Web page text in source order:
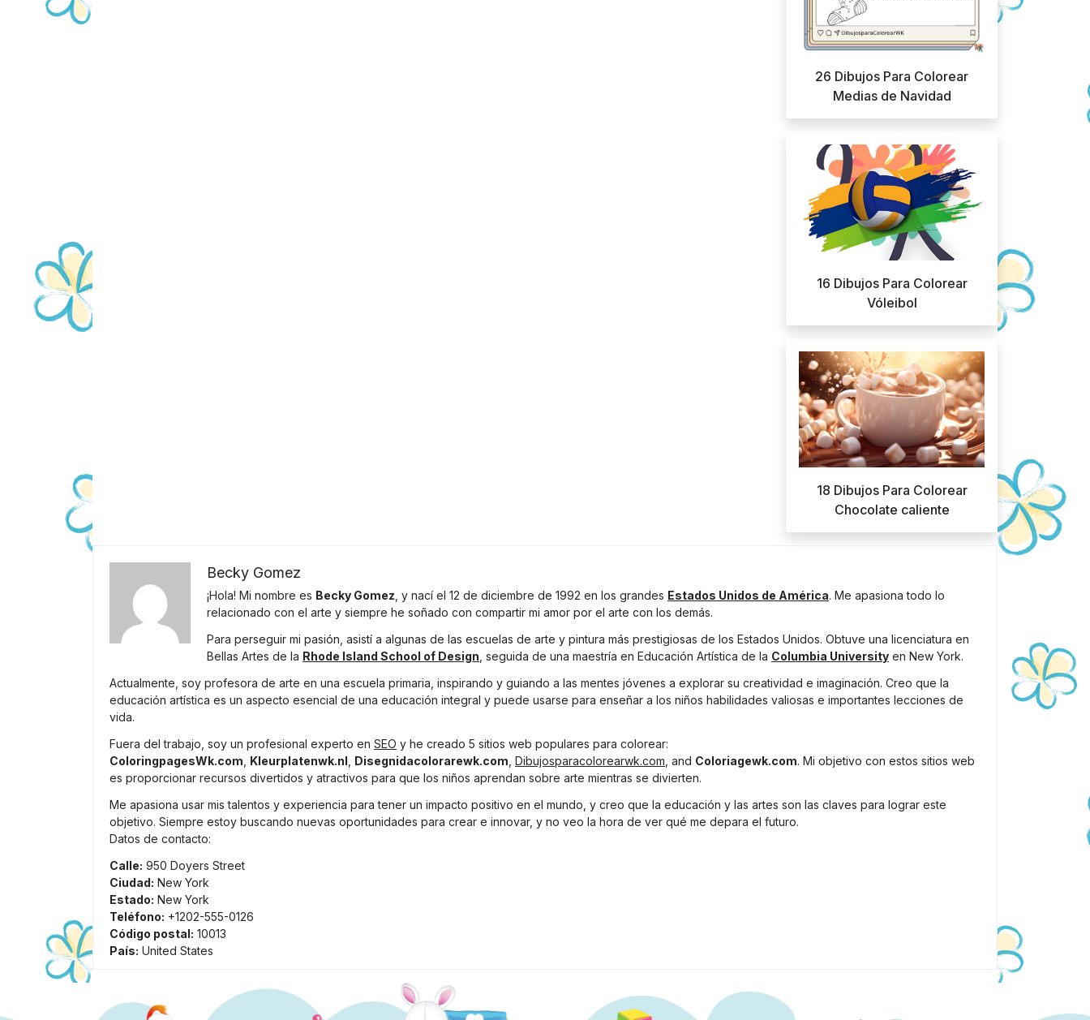
26 Dibujos Para Colorear
Medias de Navidad
16 Dibujos Para Colorear
Vóleibol
18 Dibujos Para Colorear
Chocolate caliente
Becky Gomez
¡Hola! Mi nombre es Becky Gomez , y nací el 12 de diciembre de 1992 en los grandes Estados Unidos de América. Me apasiona todo lo
relacionado con el arte y siempre he soñado con compartir mi amor por el arte con los demás.
Para perseguir mi pasión, asistí a algunas de las escuelas de arte y pintura más prestigiosas de los Estados Unidos. Obtuve una licenciatura en
Bellas Artes de la Rhode Island School of Design , seguida de una maestría en Educación Artística de la Columbia University en New York.
Actualmente, soy profesora de arte en una escuela primaria, inspirando y guiando a las mentes jóvenes a explorar su creatividad e imaginación. Creo que la
educación artística es un aspecto esencial de una educación integral y puede usarse para enseñar a los niños habilidades valiosas e importantes lecciones de
vida.
Fuera del trabajo, soy un profesional experto en SEO y he creado 5 sitios web populares para colorear:
ColoringpagesWk.com Kleurplatenwk.nl Disegnidacolorarewk.com Dibujosparacolorearwk.com , and Coloriagewk.com. Mi objetivo con estos sitios web
es proporcionar recursos divertidos y atractivos para que los niños aprendan sobre arte mientras se divierten.
Me apasiona usar mis talentos y experiencia para tener un impacto positivo en el mundo, y creo que la educación y las artes son las claves para lograr este
objetivo. Siempre estoy buscando nuevas oportunidades para crear e innovar, y no veo la hora de ver qué me depara el futuro.
Datos de contacto:
Calle: 950 Doyers Street
Ciudad: New York
Estado: New York
Teléfono: +1202-555-0126
Código postal: 10013
País: United States